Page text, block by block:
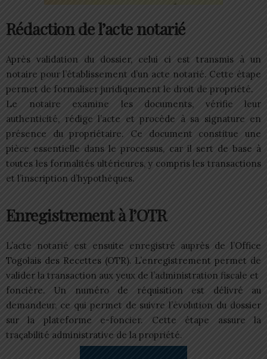
Rédaction de l’acte notarié
Après validation du dossier, celui ci est transmis à un
notaire pour l’établissement d’un acte notarié. Cette étape
permet de formaliser juridiquement le droit de propriété.
Le notaire examine les documents, vérifie leur
authenticité, rédige l’acte et procède à sa signature en
présence du propriétaire. Ce document constitue une
pièce essentielle dans le processus, car il sert de base à
toutes les formalités ultérieures, y compris les transactions
et l’inscription d’hypothèques.
Enregistrement à l’OTR
L’acte notarié est ensuite enregistré auprès de l’Office
Togolais des Recettes (OTR). L’enregistrement permet de
valider la transaction aux yeux de l’administration fiscale et
foncière. Un numéro de réquisition est délivré au
demandeur, ce qui permet de suivre l’évolution du dossier
sur la plateforme e-foncier. Cette étape assure la
traçabilité administrative de la propriété.